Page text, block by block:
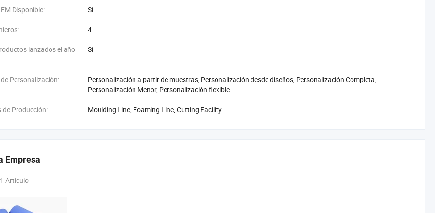
Disponible: Sí
4
lanzados el año
Sí
Personalización:
Personalización a partir de muestras, Personalización desde diseños, Personalización Completa,
Personalización Menor, Personalización flexible
de Producción: Moulding Line, Foaming Line, Cutting Facility
Empresa
1 Articulo